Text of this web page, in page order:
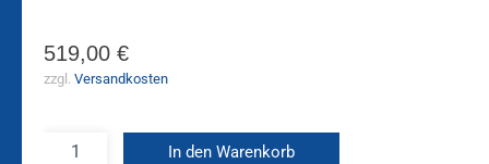
519,00 €
zzgl. Versandkosten
In den Warenkorb